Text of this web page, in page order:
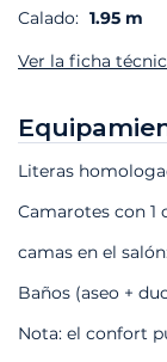
Calado: 1.95 m
Ver la ficha
Literas
Camarotes con 1
camas en el
Baños (aseo +
Nota: el confort